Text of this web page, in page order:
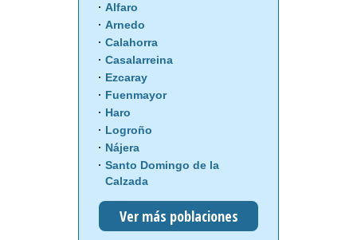
Alfaro
Arnedo
Calahorra
Casalarreina
Ezcaray
Fuenmayor
Haro
Logroño
Nájera
Santo Domingo de la
Calzada
Ver más poblaciones